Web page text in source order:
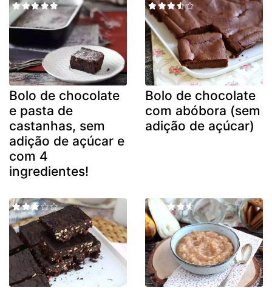
Bolo de chocolate
e pasta de
castanhas, sem
adição de açúcar e
com 4
ingredientes!
Bolo de chocolate
com abóbora (sem
adição de açúcar)